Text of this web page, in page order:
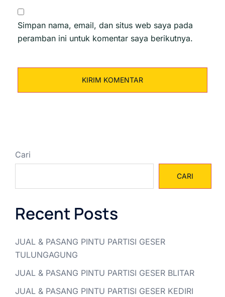
Simpan nama, email, dan situs web saya pada
peramban ini untuk komentar saya berikutnya.
Cari
CARI
Recent Posts
JUAL & PASANG PINTU PARTISI GESER
TULUNGAGUNG
JUAL & PASANG PINTU PARTISI GESER BLITAR
JUAL & PASANG PINTU PARTISI GESER KEDIRI